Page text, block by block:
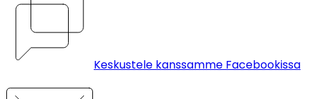
Keskustele kanssamme Facebookissa